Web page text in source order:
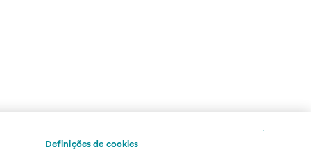
Definições de cookies